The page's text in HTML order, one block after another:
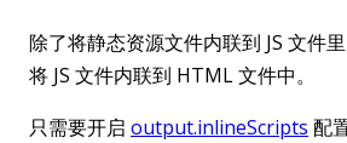
除了将静态资源文件内联到 JS 文件
将 JS 文件内联到 HTML 文件中。
只需要开启 output.inlineScripts 配